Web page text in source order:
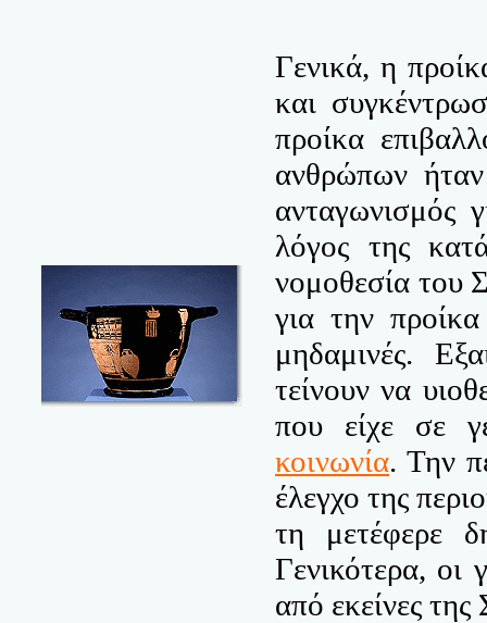
Γενικά, η
και
προίκα
ανθρώπων ήταν
ανταγωνισμός
λόγος της
νομοθεσία του
για την
μηδαμινές.
τείνουν να
που είχε σε
κοινωνία. Την
έλεγχο της
τη μετέφερε
Γενικότερα, οι
από εκείνες